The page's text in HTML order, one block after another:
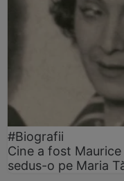
#Biografii
Cine a fost
sedus-o pe Maria